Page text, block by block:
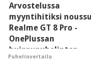
Arvostelussa
myyntihitiksi
Realme GT 8 Pro -
OnePlussan
huippupuhelinten
"perillinen"
Puhelinvertailu